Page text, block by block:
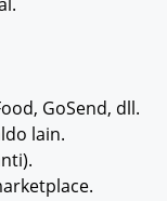
GoSend, dll.
lain.